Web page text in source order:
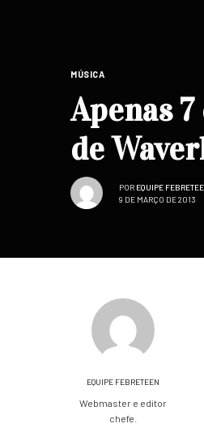
MÚSICA
Apenas
de
POR EQUIPE
9 DE MARÇO DE 2013
EQUIPE FEBRETEEN
Webmaster e editor
chefe.